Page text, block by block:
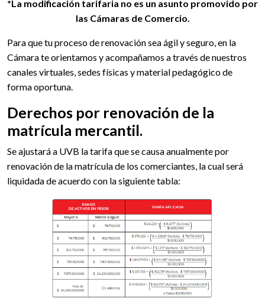
*La modificación tarifaria no es un asunto promovido por
las Cámaras de Comercio.
Para que tu proceso de renovación sea ágil y seguro, en la
Cámara te orientamos y acompañamos a través de nuestros
canales virtuales, sedes físicas y material pedagógico de
forma oportuna.
Derechos por renovación de la
matrícula mercantil.
Se ajustará a UVB la tarifa que se causa anualmente por
renovación de la matrícula de los comerciantes, la cual será
liquidada de acuerdo con la siguiente tabla: